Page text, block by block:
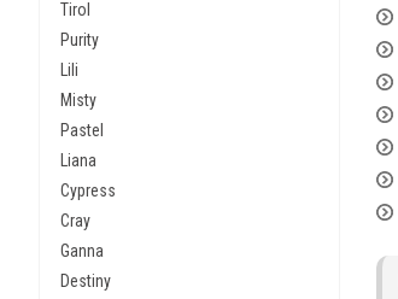
Tirol
Purity
Lili
Misty
Pastel
Liana
Cypress
Cray
Ganna
Destiny